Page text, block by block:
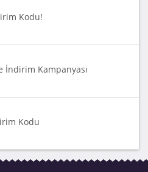
Kodu!
İndirim Kampanyası
Kodu